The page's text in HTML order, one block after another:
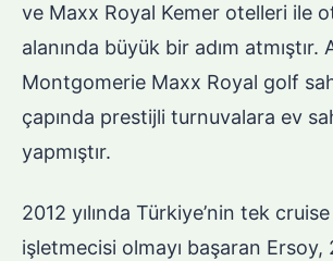
ve Maxx Royal Kemer otelleri ile
alanında büyük bir adım atmıştır.
Montgomerie Maxx Royal golf
çapında prestijli turnuvalara ev
yapmıştır.
2012 yılında Türkiye’nin tek
işletmecisi olmayı başaran Ersoy,